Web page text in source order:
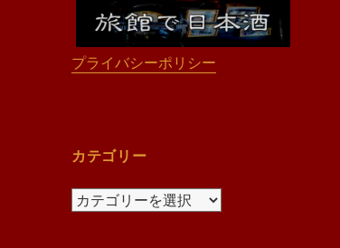
プライバシーポリシー
カテゴリー
カ